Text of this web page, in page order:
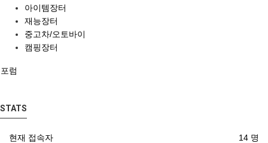
아이템장터
재능장터
중고차/오토바이
캠핑장터
포럼
STATS
14 명
현재 접속자